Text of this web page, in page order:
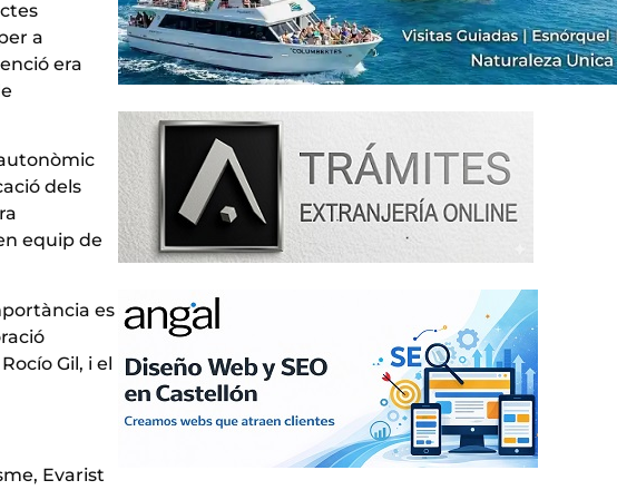
a
era
dels
equip de
es
Gil, i el
Evarist